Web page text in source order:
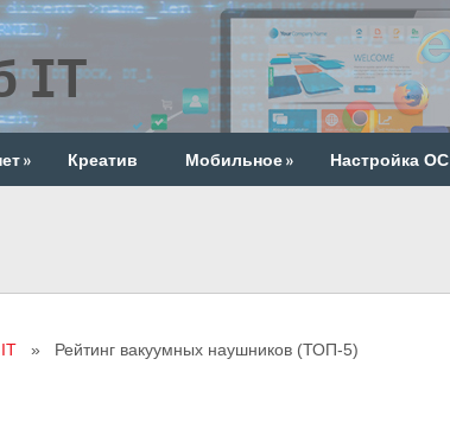
IT
» Креатив Мобильное» Настройка ОС
» Рейтинг вакуумных наушников (ТОП-5)